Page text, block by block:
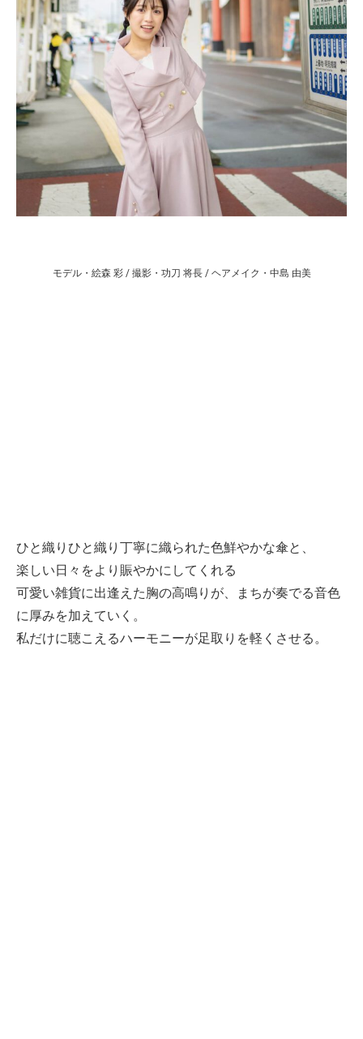
モデル・絵森 彩 / 撮影・功刀 将長 / ヘアメイク・中島 由美
ひと織りひと織り丁寧に織られた色鮮やかな傘と、
楽しい日々をより賑やかにしてくれる
可愛い雑貨に出逢えた胸の高鳴りが、まちが奏でる音色
に厚みを加えていく。
私だけに聴こえるハーモニーが足取りを軽くさせる。